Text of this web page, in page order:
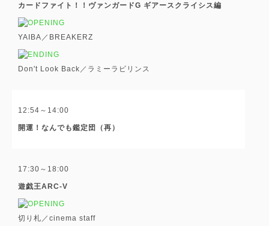
カードファイト！！ヴァンガードG ギアースクライシス編
YAIBA／BREAKERZ
Don't Look Back／ラミーラビリンス
12:54～14:00
開運！なんでも鑑定団（再）
17:30～18:00
遊戯王ARC-V
切り札／cinema staff